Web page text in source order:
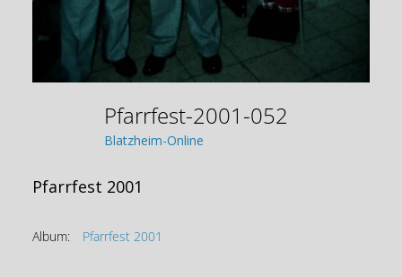
Pfarrfest-2001-052
Blatzheim-Online
Pfarrfest 2001
Album: Pfarrfest 2001